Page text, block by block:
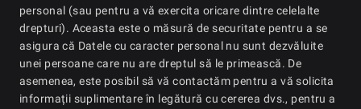
personal (sau pentru a vă exercita oricare dintre celelalte
drepturi). Aceasta este o măsură de securitate pentru a se
asigura că Datele cu caracter personal nu sunt dezvăluite
unei persoane care nu are dreptul să le primească. De
asemenea, este posibil să vă contactăm pentru a vă solicita
informații suplimentare în legătură cu cererea dvs., pentru a